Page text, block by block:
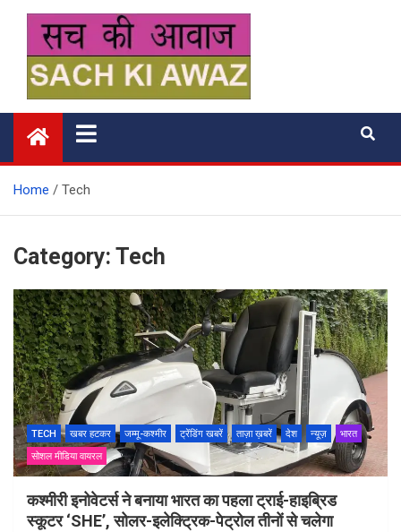
content
सच की आवाज
Home Tech
Category: Tech
TECH खबर हटकर जम्मू-कश्मीर ट्रेंडिंग खबरें ताज़ा ख़बरें देश न्यूज़
भारत
सोशल मीडिया वायरल
कश्मीरी इनोवेटर्स ने बनाया भारत का पहला ट्राई-हाइब्रिड
स्कूटर ‘SHE’, सोलर-इलेक्ट्रिक-पेट्रोल तीनों से चलेगा